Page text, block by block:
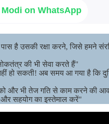
on WhatsApp
है उसकी रक्षा करने, जिसे हमने
की भी सेवा करते हैं"
हो सकती! अब समय आ गया है कि
और भी तेज गति से काम करने की
और सहयोग का इस्तेमाल करें"